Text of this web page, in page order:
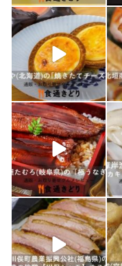
shokutuu_kidori
1月 17
shokutuu_kidori
1月 10
shokutuu_kidori